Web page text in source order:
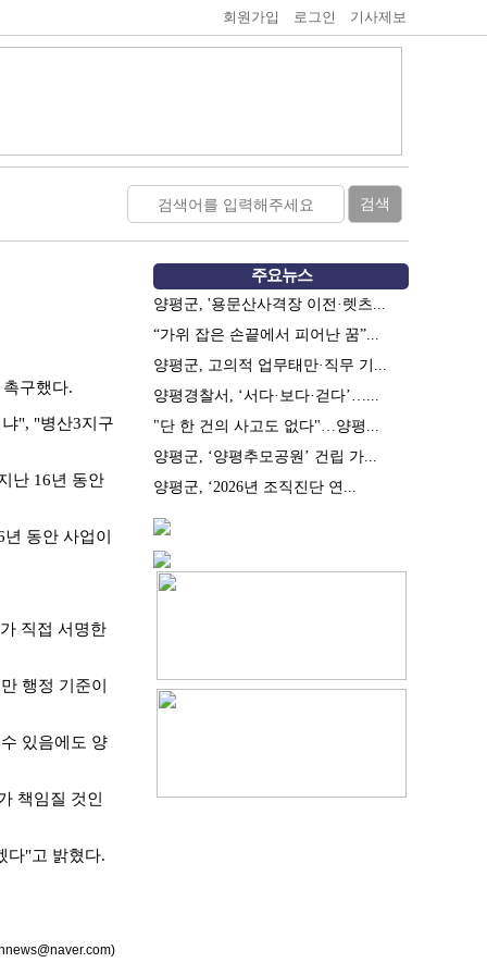
회원가입 로그인 기사제보
구했다.
", "병산3지구
난 16년 동안
동안 사업이
직접 서명한
행정 기준이
있음에도 양
책임질 것인
다"고 밝혔다.
주요뉴스
양평군, '용문산사격장 이전·렛츠...
“가위 잡은 손끝에서 피어난 꿈”...
양평군, 고의적 업무태만·직무 기...
양평경찰서, ‘서다·보다·걷다’…...
"단 한 건의 사고도 없다"…양평...
양평군, ‘양평추모공원’ 건립 가...
양평군, ‘2026년 조직진단 연...